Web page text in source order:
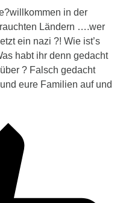
in der
Ländern ….wer
ein nazi ?! Wie ist’s
habt ihr denn gedacht
? Falsch gedacht
eure Familien auf und